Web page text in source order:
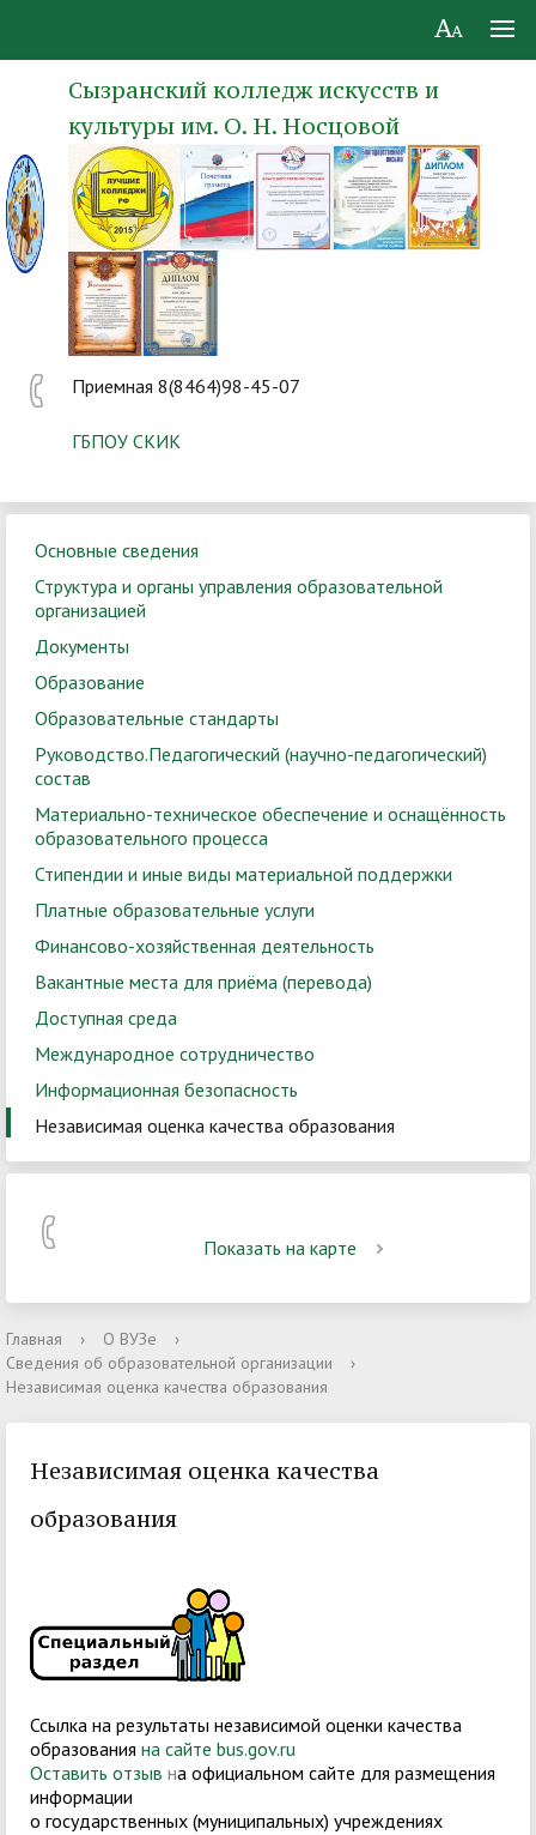
Сызранский колледж искусств и
культуры им. О. Н. Носцовой
Приемная 8(8464)98-45-07
ГБПОУ СКИК
Основные сведения
Структура и органы управления образовательной
организацией
Документы
Образование
Образовательные стандарты
Руководство.Педагогический (научно-педагогический)
состав
Материально-техническое обеспечение и оснащённость
образовательного процесса
Стипендии и иные виды материальной поддержки
Платные образовательные услуги
Финансово-хозяйственная деятельность
Вакантные места для приёма (перевода)
Доступная среда
Международное сотрудничество
Информационная безопасность
Независимая оценка качества образования
Показать на карте
Главная › О ВУЗе
›
Сведения об образовательной организации
›
Независимая оценка качества образования
Независимая оценка качества
образования
Ссылка на результаты независимой оценки качества
образования на сайте bus.gov.ru
Оставить отзыв на официальном сайте для размещения
информации
о государственных (муниципальных) учреждениях